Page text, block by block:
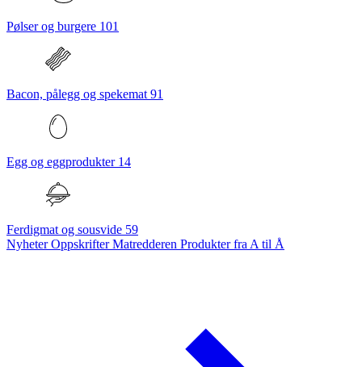
Pølser og burgere 101
Bacon, pålegg og spekemat 91
Egg og eggprodukter 14
Ferdigmat og sousvide 59
NyheterOppskrifterMatredderen Produkter fra A til Å